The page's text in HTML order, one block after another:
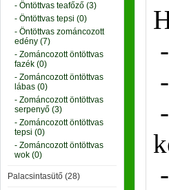
- Öntöttvas teafőző (3)
- Öntöttvas tepsi (0)
- Öntöttvas zománcozott
edény (7)
- Zománcozott öntöttvas
fazék (0)
- Zománcozott öntöttvas
lábas (0)
- Zománcozott öntöttvas
serpenyő (3)
- Zománcozott öntöttvas
tepsi (0)
- Zománcozott öntöttvas
wok (0)
Palacsintasütő (28)